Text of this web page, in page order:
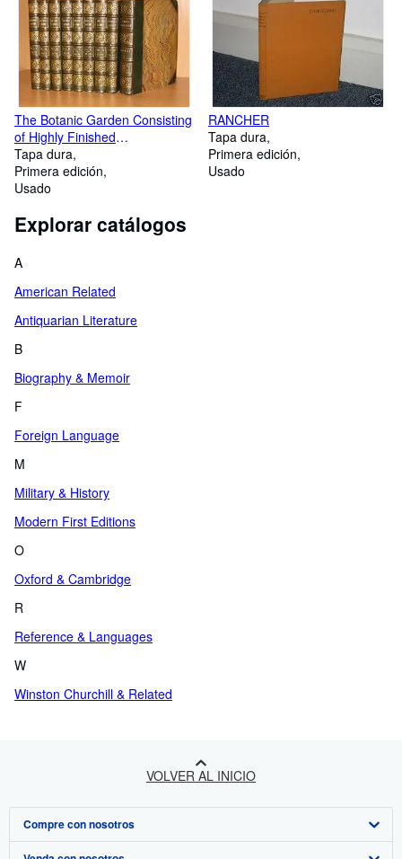
The Botanic Garden Consisting
of Highly Finished
Representations of Hardy
Ornamental Flowering Plants
Cultivated in Great Britain. Nine
Tapa dura
Primera edición
Usado
RANCHER
Tapa dura
Primera edición
Usado
Explorar catálogos
A
American Related
Antiquarian Literature
B
Biography & Memoir
F
Foreign Language
M
Military & History
Modern First Editions
O
Oxford & Cambridge
R
Reference & Languages
W
Winston Churchill & Related
VOLVER AL INICIO
Compre con nosotros